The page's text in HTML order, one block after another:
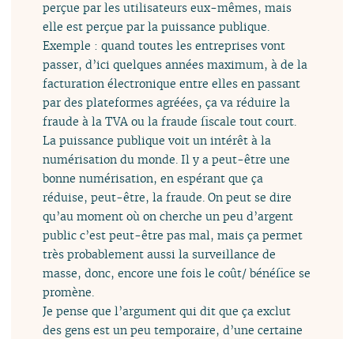
perçue par les utilisateurs eux-mêmes, mais
elle est perçue par la puissance publique.
Exemple : quand toutes les entreprises vont
passer, d’ici quelques années maximum, à de la
facturation électronique entre elles en passant
par des plateformes agréées, ça va réduire la
fraude à la TVA ou la fraude fiscale tout court.
La puissance publique voit un intérêt à la
numérisation du monde. Il y a peut-être une
bonne numérisation, en espérant que ça
réduise, peut-être, la fraude. On peut se dire
qu’au moment où on cherche un peu d’argent
public c’est peut-être pas mal, mais ça permet
très probablement aussi la surveillance de
masse, donc, encore une fois le coût/ bénéfice se
promène.
Je pense que l’argument qui dit que ça exclut
des gens est un peu temporaire, d’une certaine